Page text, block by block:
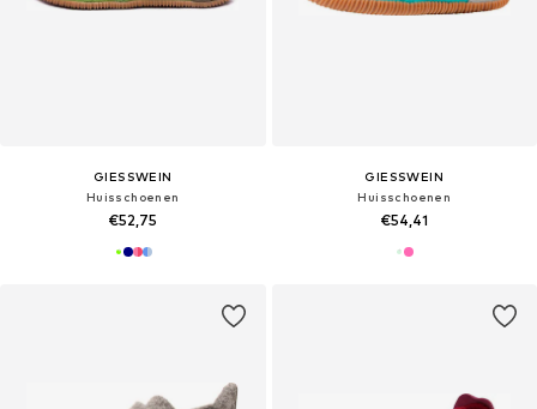
GIESSWEIN
Huisschoenen
€52,75
GIESSWEIN
Huisschoenen
€54,41